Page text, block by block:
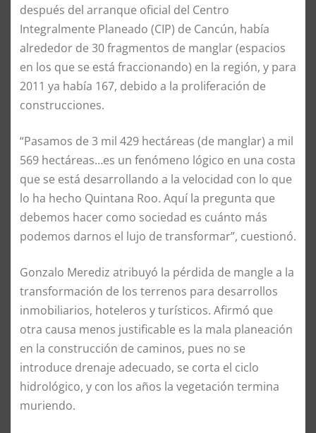
después del arranque oficial del Centro
Integralmente Planeado (CIP) de Cancún, había
alrededor de 30 fragmentos de manglar (espacios
en los que se está fraccionando) en la región, y para
2011 ya había 167, debido a la proliferación de
construcciones.
“Pasamos de 3 mil 429 hectáreas (de manglar) a mil
569 hectáreas…es un fenómeno lógico en una costa
que se está desarrollando a la velocidad con lo que
lo ha hecho Quintana Roo. Aquí la pregunta que
debemos hacer como sociedad es cuánto más
podemos darnos el lujo de transformar”, cuestionó.
Gonzalo Merediz atribuyó la pérdida de mangle a la
transformación de los terrenos para desarrollos
inmobiliarios, hoteleros y turísticos. Afirmó que
otra causa menos justificable es la mala planeación
en la construcción de caminos, pues no se
introduce drenaje adecuado, se corta el ciclo
hidrológico, y con los años la vegetación termina
muriendo.